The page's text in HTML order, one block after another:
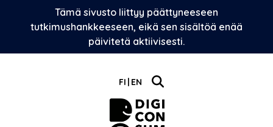
Tämä sivusto liittyy päättyneeseen
tutkimushankkeeseen, eikä sen sisältöä enää
päivitetä aktiivisesti.
FI EN